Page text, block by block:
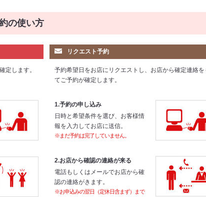
の使い方
定します。
リクエスト予約
予約希望日をお店にリクエストし、お店から確定連絡を
てご予約が確定します。
1.予約の申し込み
日時と希望条件を選び、お客様情
報を入力してお店に送信。
※まだ予約は完了していません。
2.お店から確認の連絡が来る
電話もしくはメールでお店から確
認の連絡がきます。
※お申込みの翌日（定休日含まず）まで